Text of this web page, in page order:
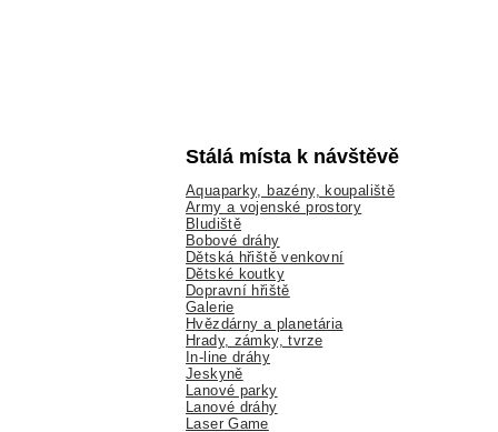
Stálá místa k návštěvě
Aquaparky, bazény, koupaliště
Army a vojenské prostory
Bludiště
Bobové dráhy
Dětská hřiště venkovní
Dětské koutky
Dopravní hřiště
Galerie
Hvězdárny a planetária
Hrady, zámky, tvrze
In-line dráhy
Jeskyně
Lanové parky
Lanové dráhy
Laser Game